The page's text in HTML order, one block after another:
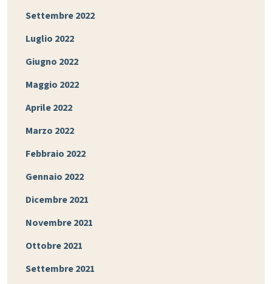
Settembre 2022
Luglio 2022
Giugno 2022
Maggio 2022
Aprile 2022
Marzo 2022
Febbraio 2022
Gennaio 2022
Dicembre 2021
Novembre 2021
Ottobre 2021
Settembre 2021